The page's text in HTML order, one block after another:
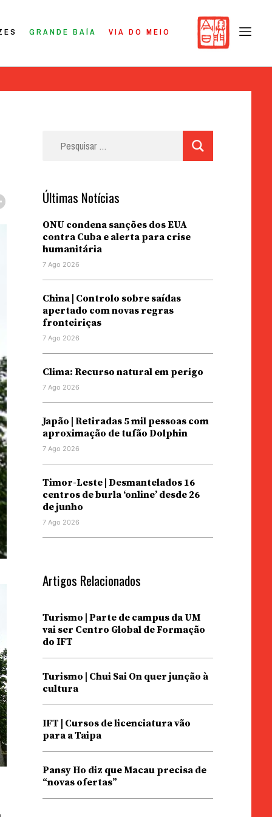
GRANDE BAÍA VIA DO MEIO
Últimas Notícias
ONU condena sanções dos EUA
contra Cuba e alerta para crise
humanitária
7 Ago 2026
China | Controlo sobre saídas
apertado com novas regras
fronteiriças
7 Ago 2026
Clima: Recurso natural em perigo
7 Ago 2026
Japão | Retiradas 5 mil pessoas com
aproximação de tufão Dolphin
7 Ago 2026
Timor-Leste | Desmantelados 16
centros de burla ‘online’ desde 26
de junho
7 Ago 2026
Artigos Relacionados
Turismo | Parte de campus da UM
vai ser Centro Global de Formação
do IFT
Turismo | Chui Sai On quer junção à
cultura
IFT | Cursos de licenciatura vão
para a Taipa
Pansy Ho diz que Macau precisa de
“novas ofertas”